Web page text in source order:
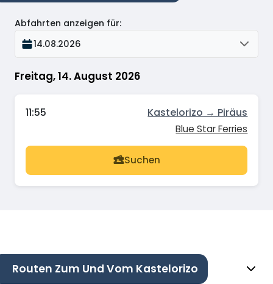
Freitag, 14. August 2026
Abfahrten anzeigen für:
14.08.2026
11:55 Kastelorizo → Piräus
Blue Star Ferries
Suchen
Routen Zum Und Vom Kastelorizo